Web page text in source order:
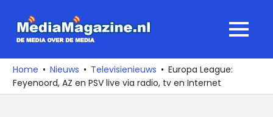
naar
media
over
de
MENU
Home Nieuws Televisienieuws
Europa League:
Feyenoord, AZ en PSV live via radio, tv en Internet